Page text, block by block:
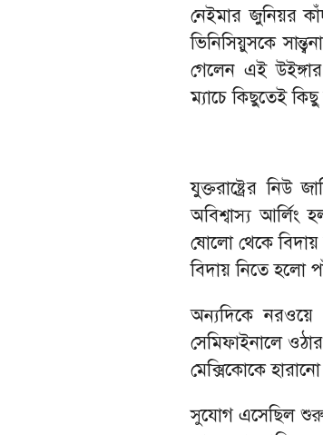
নেইমার জুনিয়র
ভিনিসিয়ুসকে
গেলেন এই
ম্যাচে কিছুতেই
যুক্তরাষ্ট্রের নিউ
অবিশ্বাস্য
ষোলো থেকে বিদায়
বিদায় নিতে হলো
অন্যদিকে নরওয়ে
সেমিফাইনালে
মেক্সিকোকে হারানো
সুযোগ এসেছিল